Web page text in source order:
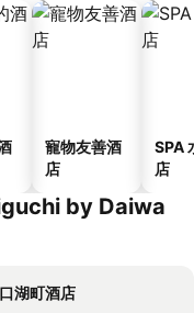
寵物友善酒
店
SPA
店
by Daiwa
湖町酒店